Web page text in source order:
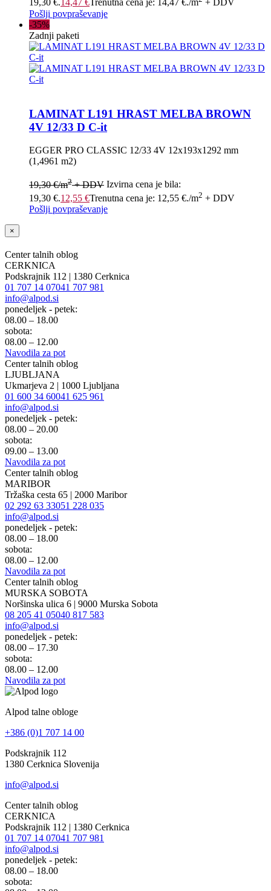
19,30 €.14,47 €Trenutna cena je: 14,47 €./m
+ DDV
Pošlji povpraševanje
-35%
Zadnji paketi
LAMINAT L191 HRAST MELBA BROWN
4V 12/33 D C-it
EGGER PRO CLASSIC 12/33 4V 12x193x1292 mm
(1,4961 m2)
19,30€/m2+ DDV Izvirna cena je bila:
19,30 €.12,55 €Trenutna cena je: 12,55 €./m2 + DDV
Pošlji povpraševanje
×
Center talnih oblog
CERKNICA
Podskrajnik 112 | 1380 Cerknica
01 707 14 07041 707 981
info@alpod.si
ponedeljek - petek:
08.00 – 18.00
sobota:
08.00 – 12.00
Navodila za pot
Center talnih oblog
LJUBLJANA
Ukmarjeva 2 | 1000 Ljubljana
01 600 34 60041 625 961
info@alpod.si
ponedeljek - petek:
08.00 – 20.00
sobota:
09.00 – 13.00
Navodila za pot
Center talnih oblog
MARIBOR
Tržaška cesta 65 | 2000 Maribor
02 292 63 33051 228 035
info@alpod.si
ponedeljek - petek:
08.00 – 18.00
sobota:
08.00 – 12.00
Navodila za pot
Center talnih oblog
MURSKA SOBOTA
Noršinska ulica 6 | 9000 Murska Sobota
08 205 41 05040 817 583
info@alpod.si
ponedeljek - petek:
08.00 – 17.30
sobota:
08.00 – 12.00
Navodila za pot
Alpod talne obloge
+386 (0)1 707 14 00
Podskrajnik 112
1380 Cerknica Slovenija
info@alpod.si
Center talnih oblog
CERKNICA
Podskrajnik 112 | 1380 Cerknica
01 707 14 07041 707 981
info@alpod.si
ponedeljek - petek:
08.00 – 18.00
sobota: